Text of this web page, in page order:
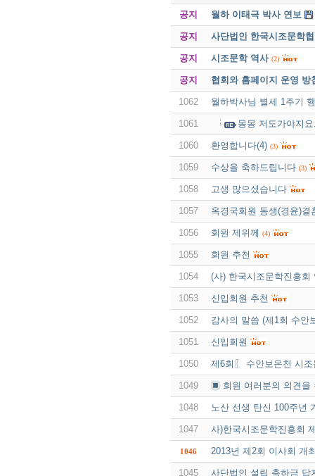
공지 월하 이태극 박사 연보
공지 사단법인 한국시조문학
공지 시조문학 역사 (2)
공지 협회와 홈페이지 운영 방
1062 월하박사님 별세 1주기
1061 몽몽 저도가야지
1060 환영합니다(4) (3)
1059 수상을 축하드립니다 (3)
1058 고생 많으셨습니다
1057 옥경국회원 동생(경윤)결
1056 회원 제위께 (4)
1055 회원 추천
1054 (사) 한국시조문학진흥
1053 신입회원 추천
1052 감사의 말씀 (제1회 수안
1051 신입회원
1050 제6회〖 수안보온천 시
1049 ▣ 회원 여러분의 의견
1048 노산 선생 탄신 100주년
1047 사)한국시조문학진흥회
1046 2013년 제2회 이사회 개
1045 사단법인 설립 축하금 답